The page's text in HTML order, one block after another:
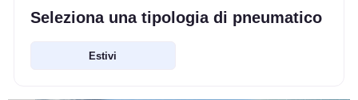
Seleziona una tipologia di pneumatico
Estivi